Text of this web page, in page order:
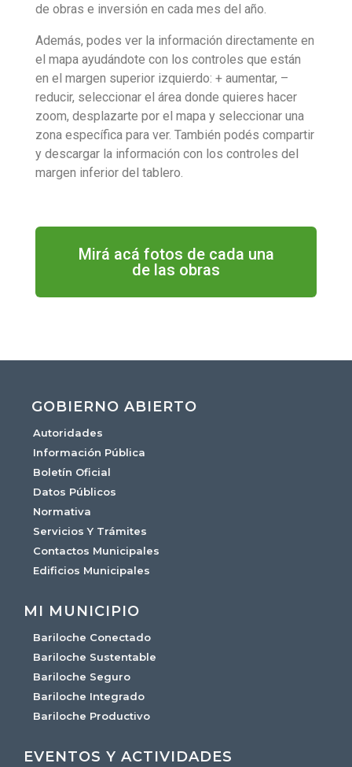
de obras e inversión en cada mes del año.
Además, podes ver la información directamente en
el mapa ayudándote con los controles que están
en el margen superior izquierdo: + aumentar, –
reducir, seleccionar el área donde quieres hacer
zoom, desplazarte por el mapa y seleccionar una
zona específica para ver. También podés compartir
y descargar la información con los controles del
margen inferior del tablero.
Mirá acá fotos de cada una
de las obras
GOBIERNO ABIERTO
Autoridades
Información Pública
Boletín Oficial
Datos Públicos
Normativa
Servicios Y Trámites
Contactos Municipales
Edificios Municipales
MI MUNICIPIO
Bariloche Conectado
Bariloche Sustentable
Bariloche Seguro
Bariloche Integrado
Bariloche Productivo
EVENTOS Y ACTIVIDADES